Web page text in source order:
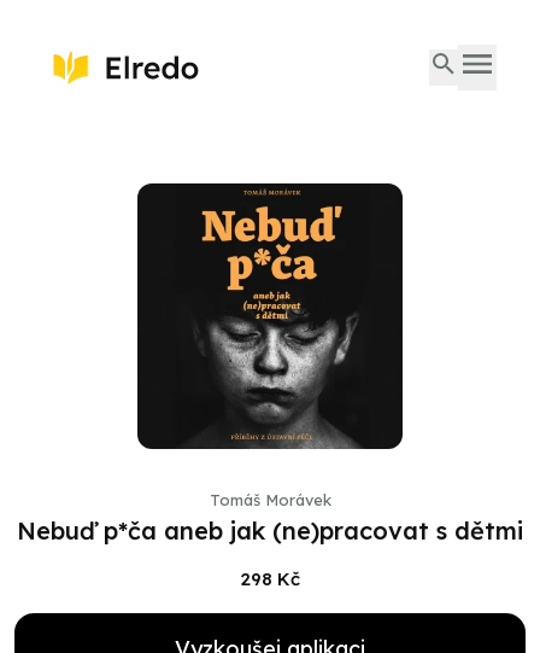
Tomáš Morávek
Nebuď p*ča aneb jak (ne)pracovat s dětmi
298 Kč